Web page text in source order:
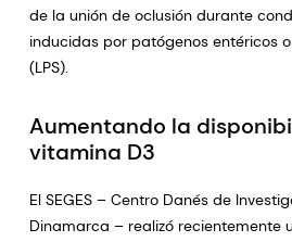
de la unión de oclusión durante
inducidas por patógenos entéricos
(LPS).
Aumentando la
vitamina D3
El SEGES – Centro Danés de
Dinamarca – realizó recientemente